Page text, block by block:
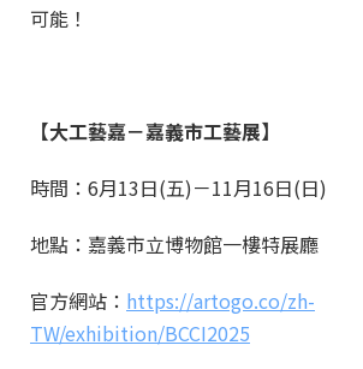
可能！
【大工藝嘉－嘉義市工藝展】
時間：6月13日(五)－11月16日(日)
地點：嘉義市立博物館一樓特展廳
官方網站： https://artogo.co/zh-
TW/exhibition/BCCI2025